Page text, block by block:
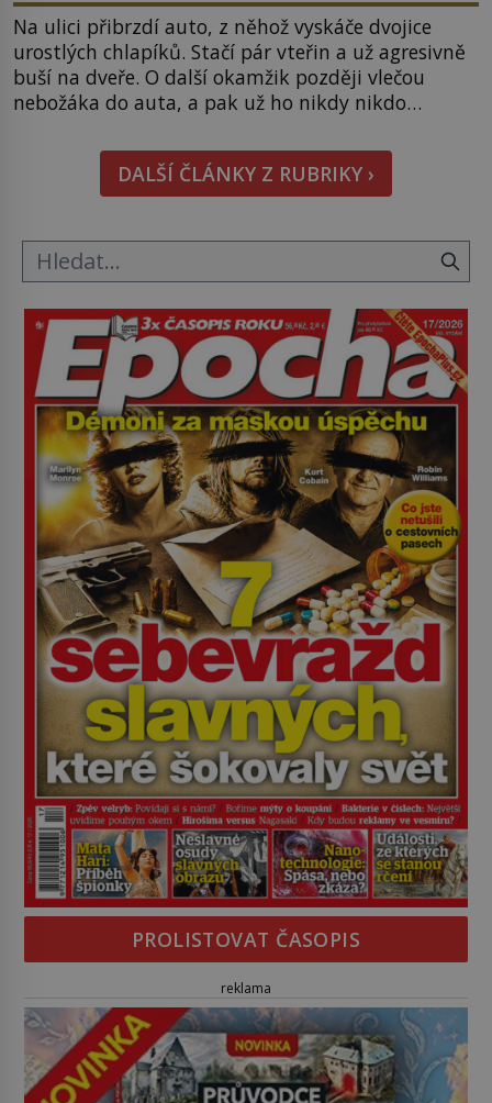
Na ulici přibrzdí auto, z něhož vyskáče dvojice
urostlých chlapíků. Stačí pár vteřin a už agresivně
buší na dveře. O další okamžik později vlečou
nebožáka do auta, a pak už ho nikdy nikdo
Jako sourozenci, kteří si nemohou přijít na jméno.
Neustále se předhání v plánování sabotáží, […]
DALŠÍ ČLÁNKY Z RUBRIKY ›
PROLISTOVAT ČASOPIS
reklama